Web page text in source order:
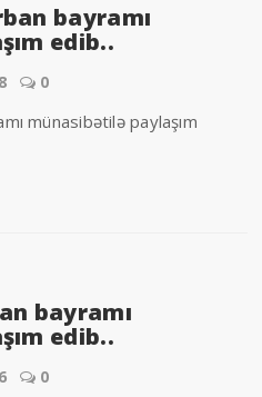
bayramı
edib..
0
münasibətilə paylaşım
bayramı
edib..
0